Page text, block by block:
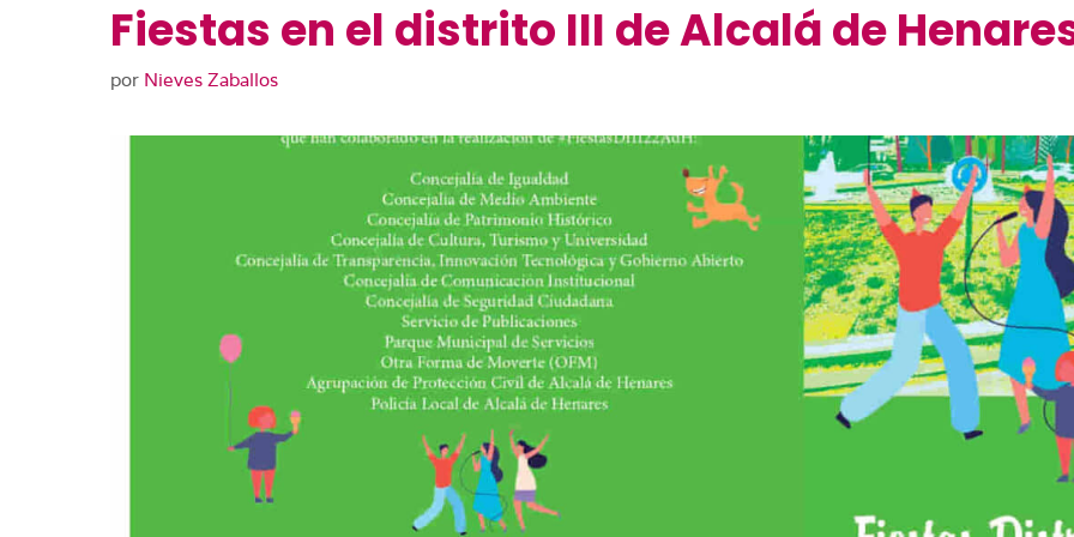
Fiestas en el distrito III de Alcalá de
por Nieves Zaballos